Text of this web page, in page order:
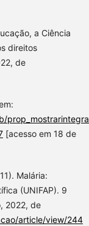
a Ciência
direitos
de
[acesso em 18 de
Malária:
(UNIFAP). 9
2022, de
article/view/244